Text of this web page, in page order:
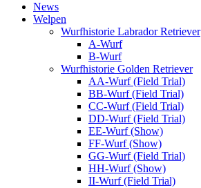
News
Welpen
Wurfhistorie Labrador Retriever
A-Wurf
B-Wurf
Wurfhistorie Golden Retriever
AA-Wurf (Field Trial)
BB-Wurf (Field Trial)
CC-Wurf (Field Trial)
DD-Wurf (Field Trial)
EE-Wurf (Show)
FF-Wurf (Show)
GG-Wurf (Field Trial)
HH-Wurf (Show)
II-Wurf (Field Trial)